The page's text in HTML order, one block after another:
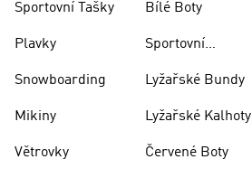
Sportovní Tašky
Plavky
Snowboarding
Mikiny
Větrovky
Bílé Boty
Sportovní
Lyžařské Bundy
Lyžařské Kalhoty
Červené Boty